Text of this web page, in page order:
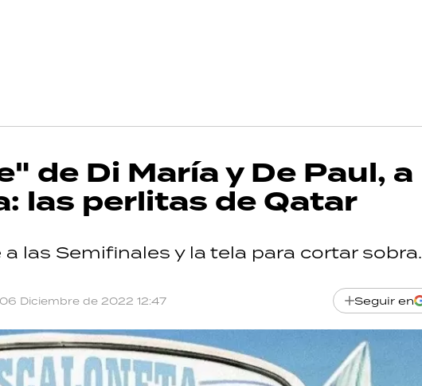
de Di María y De Paul, a
las perlitas de Qatar
las Semifinales y la tela para cortar sobra.
06 Diciembre de 2022 12:47 Seguir en